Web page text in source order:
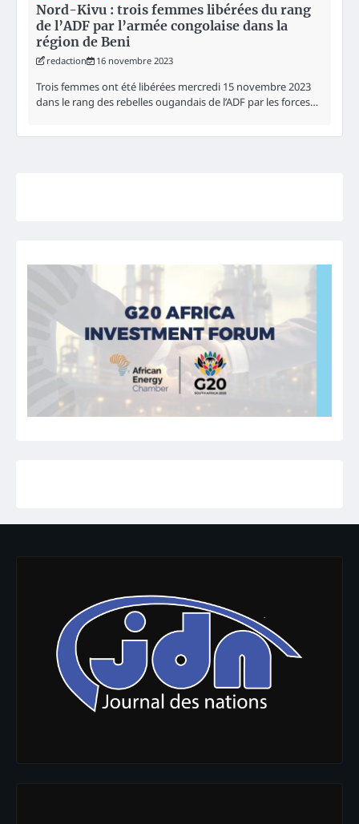
Nord-Kivu : trois femmes libérées du rang
de l’ADF par l’armée congolaise dans la
région de Beni
redaction 16 novembre 2023
Trois femmes ont été libérées mercredi 15 novembre 2023
dans le rang des rebelles ougandais de l’ADF par les forces…